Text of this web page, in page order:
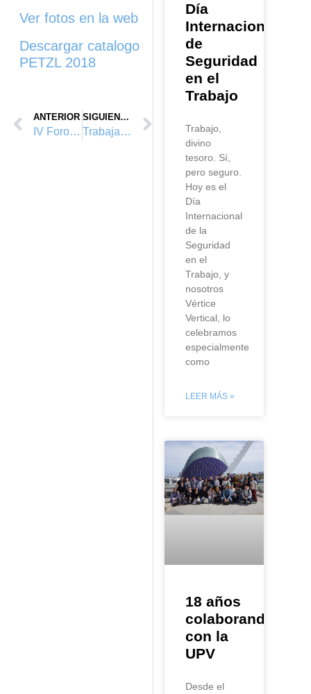
Ver fotos en la web
Descargar catalogo
PETZL 2018
ANTERIOR
IV Foro de Coordinación de Actividades Empresariales
SIGUIENTE
Trabajando en el Palau de les Arts
Día
Internacional
de
Seguridad
en el
Trabajo
Trabajo,
divino
tesoro. Sí,
pero seguro.
Hoy es el
Día
Internacional
de la
Seguridad
en el
Trabajo, y
nosotros
Vértice
Vertical, lo
celebramos
especialmente
como
LEER MÁS »
18 años
colaborando
con la
UPV
Desde el